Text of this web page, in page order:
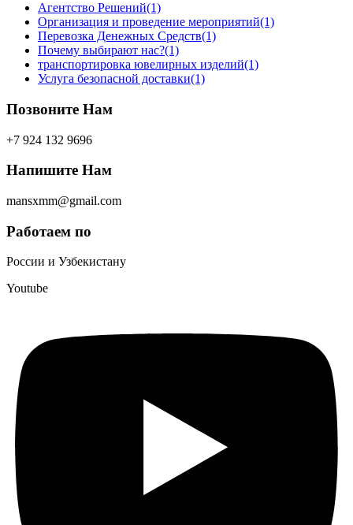
Агентство Решений(1)
Организация и проведение мероприятий(1)
Перевозка Денежных Средств(1)
Почему выбирают нас?(1)
транспортировка ювелирных изделий(1)
Услуга безопасной доставки(1)
Позвоните Нам
+7 924 132 9696
Напишите Нам
mansxmm@gmail.com
Работаем по
России и Узбекистану
Youtube